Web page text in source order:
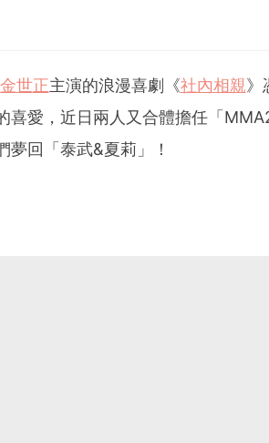
金世正主演的浪漫喜劇《社內相親》
喜愛，近日兩人又合體擔任「
回「泰武&夏莉」！